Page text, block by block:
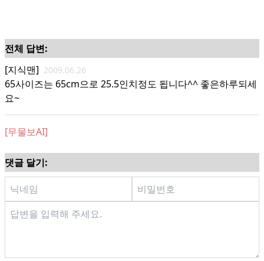
전체 답변:
[지식맨] 2009.06.26
65사이즈는 65cm으로 25.5인치정도 됩니다^^ 좋은하루되세
요~
[무물보AI]
댓글 달기: